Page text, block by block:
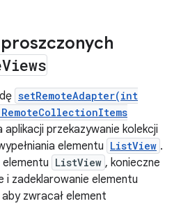
Views
setRemoteAdapter(int
aplikacji przekazywanie kolekcji
elementu ListView .
ListView , konieczne
i zadeklarowanie elementu
aby zwracał element